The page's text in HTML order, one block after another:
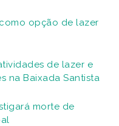
opção de lazer
de lazer e
na Baixada Santista
morte de